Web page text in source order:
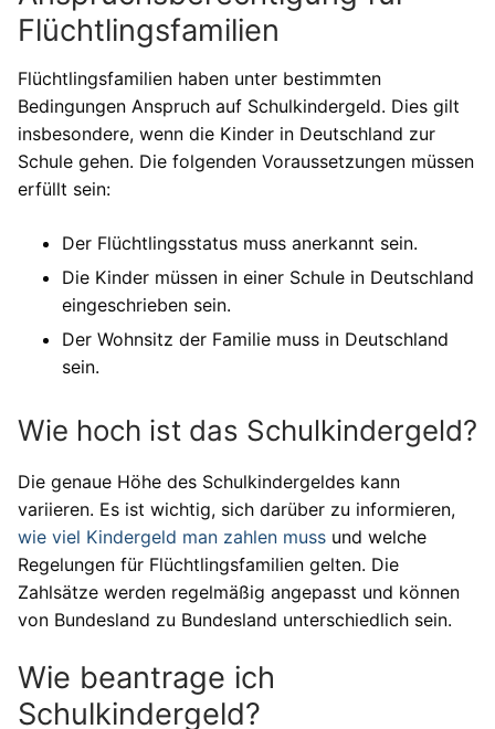
Flüchtlingsfamilien
Flüchtlingsfamilien haben unter bestimmten
Bedingungen Anspruch auf Schulkindergeld. Dies gilt
insbesondere, wenn die Kinder in Deutschland zur
Schule gehen. Die folgenden Voraussetzungen müssen
erfüllt sein:
Der Flüchtlingsstatus muss anerkannt sein.
Die Kinder müssen in einer Schule in Deutschland
eingeschrieben sein.
Der Wohnsitz der Familie muss in Deutschland
sein.
Wie hoch ist das Schulkindergeld?
Die genaue Höhe des Schulkindergeldes kann
variieren. Es ist wichtig, sich darüber zu informieren,
wie viel Kindergeld man zahlen muss und welche
Regelungen für Flüchtlingsfamilien gelten. Die
Zahlsätze werden regelmäßig angepasst und können
von Bundesland zu Bundesland unterschiedlich sein.
Wie beantrage ich
Schulkindergeld?